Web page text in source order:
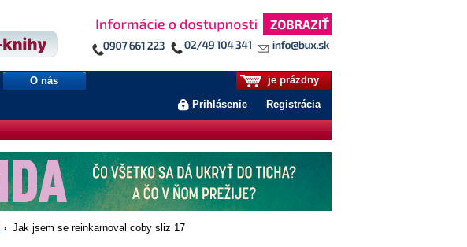
je prázdny
Prihlásenie Registrácia
O nás
› Jak jsem se reinkarnoval coby sliz 17